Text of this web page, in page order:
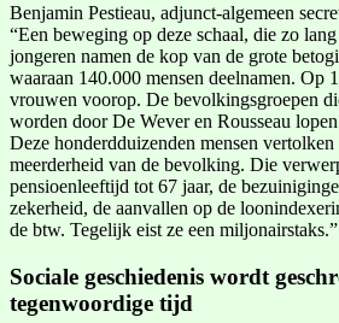
Benjamin Pestieau, adjunct-algemeen
“Een beweging op deze schaal, die zo
jongeren namen de kop van de grote
waaraan 140.000 mensen deelnamen. Op
vrouwen voorop. De bevolkingsgroepen
worden door De Wever en Rousseau
Deze honderdduizenden mensen
meerderheid van de bevolking. Die
pensioenleeftijd tot 67 jaar, de
zekerheid, de aanvallen op de
de btw. Tegelijk eist ze een miljonairstaks.”
Sociale geschiedenis wordt
tegenwoordige tijd